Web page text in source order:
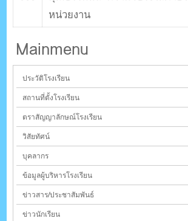
หน่วยงาน
Mainmenu
ประวัติโรงเรียน
สถานที่ตั้งโรงเรียน
ตราสัญญาลักษณ์โรงเรียน
วิสัยทัศน์
บุคลากร
ข้อมูลผู้บริหารโรงเรียน
ข่าวสาร/ประชาสัมพันธ์
ข่าวนักเรียน